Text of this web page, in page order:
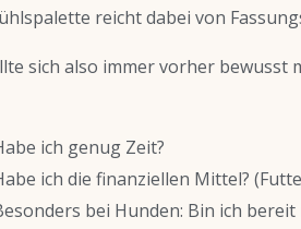
reicht dabei von
sich also immer vorher bewusst
ich genug Zeit?
ich die finanziellen Mittel?
bei Hunden: Bin ich